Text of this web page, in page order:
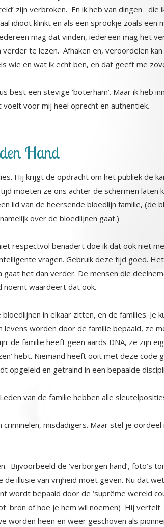
best een stevige ‘boterham’. Maar ik heb
voor mij heel oprecht en authentiek.
Hand
Hij krijgt de opdracht om het publiek de
tijd moeten ze ons achter de schermen
lid van de heersende bloedlijn familie, (de
over de bloedlijnen gaat.)
respectvol benadert doe ik dat ook niet
vragen. Gebruik deze tijd goed.
het dan verder. De mensen die
noemt waardeert dat ook.
in elkaar zitten, en de families. Je
worden door de familie bepaald, ze
de familie heeft geen aards DNA, ze zijn
hebt. Niemand heeft ooit met deze
opgeleid en getraind in een bepaalde
van de familie hebben alle
misdadigers. Maar stel je
Bijvoorbeeld de ‘verborgen hand’, foto’s
illusie van vrijheid moet geven. Nu dat
bepaald door de ‘suprême wereld
bron of hoe je hem wil noemen) Hij
worden heen en weer geschoven als
afstemming dat wij onze rol in het